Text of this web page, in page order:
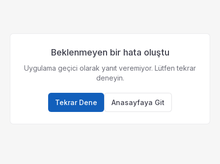
Beklenmeyen bir hata oluştu
Uygulama geçici olarak yanıt veremiyor. Lütfen tekrar
deneyin.
Tekrar Dene Anasayfaya Git